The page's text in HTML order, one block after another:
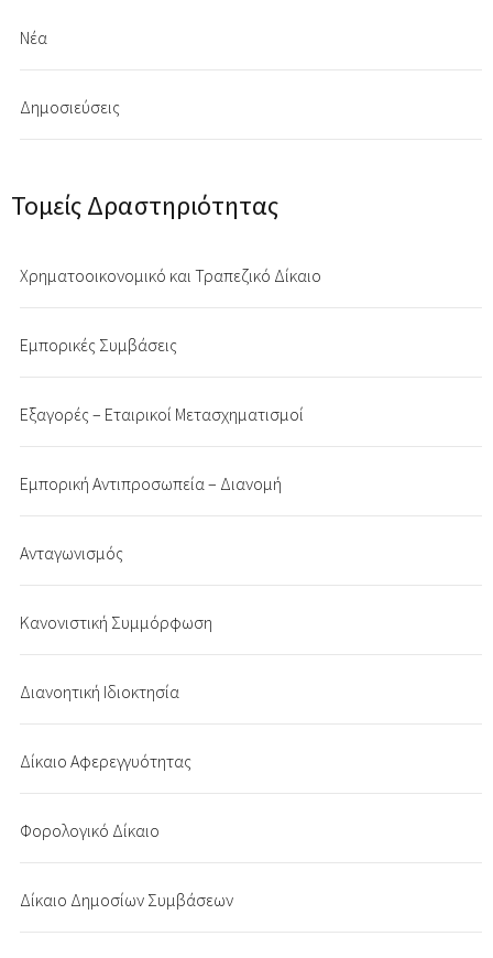
Νέα
Δημοσιεύσεις
Τομείς Δραστηριότητας
Χρηματοοικονομικό και Τραπεζικό Δίκαιο
Εμπορικές Συμβάσεις
Εξαγορές – Εταιρικοί Μετασχηματισμοί
Εμπορική Αντιπροσωπεία – Διανομή
Ανταγωνισμός
Κανονιστική Συμμόρφωση
Διανοητική Ιδιοκτησία
Δίκαιο Αφερεγγυότητας
Φορολογικό Δίκαιο
Δίκαιο Δημοσίων Συμβάσεων